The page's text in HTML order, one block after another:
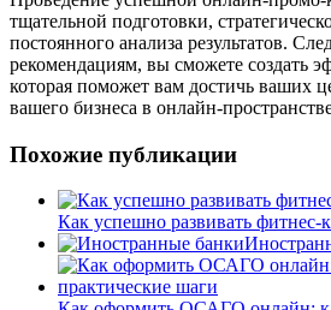
тщательной подготовки,
постоянного анализа результатов.
рекомендациям, вы сможете создать
которая поможет вам достичь ваших
вашего бизнеса в онлайн-
Похожие публикации
Как успешно развивать фитнес-